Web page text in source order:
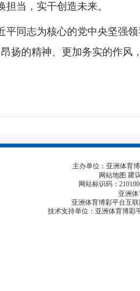
担当，实干创造未来。
平同志为核心的党中央坚强
扬的精神、更加务实的作风
主办单位：亚洲体育
网站地图 建
网站标识码：
亚洲
亚洲体育博彩平台互
技术支持单位：亚洲体育博彩